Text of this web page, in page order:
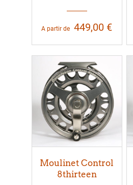
A partir de 449,00 €
Moulinet Control
8thirteen